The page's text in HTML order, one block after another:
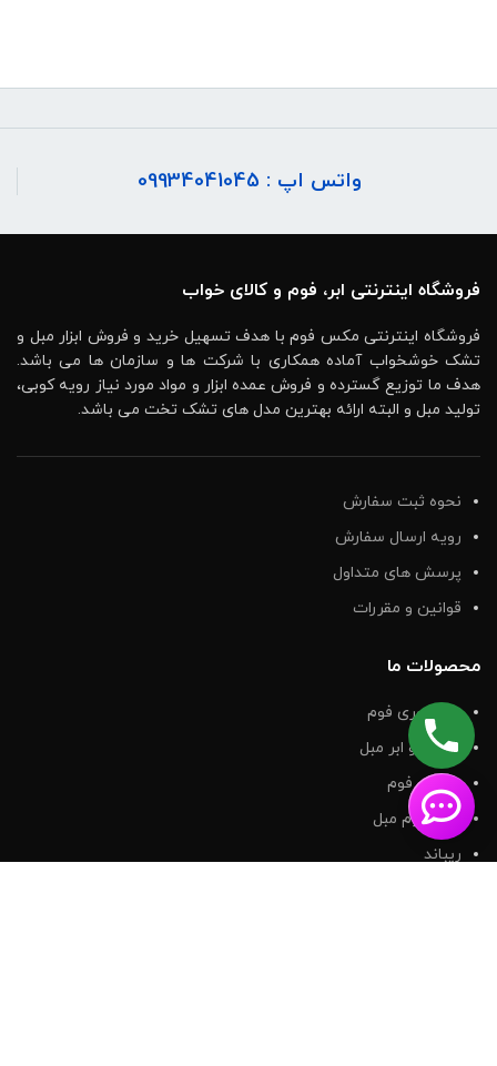
واتس اپ : 09934041045
فروشگاه اینترنتی ابر، فوم و کالای خواب
فروشگاه اینترنتی مکس فوم با هدف تسهیل خرید و فروش ابزار مبل و
تشک خوشخواب آماده همکاری با شرکت ها و سازمان ها می باشد.
هدف ما توزیع گسترده و فروش عمده ابزار و مواد مورد نیاز رویه کوبی،
تولید مبل و البته ارائه بهترین مدل های تشک تخت می باشد.
نحوه ثبت سفارش
رویه ارسال سفارش
پرسش های متداول
قوانین و مقررات
محصولات ما
پد مموری فوم
اسفنج و ابر مبل
مموری فوم
انواع فوم مبل
ریباند